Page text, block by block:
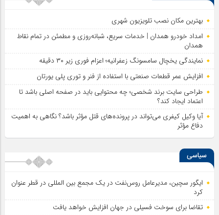
بهترین مکان نصب تلویزیون شهری
امداد خودرو همدان | خدمات سریع، شبانه‌روزی و مطمئن در تمام نقاط
همدان
نمایندگی یخچال سامسونگ زعفرانیه؛ اعزام فوری زیر ۳۰ دقیقه
افزایش عمر قطعات صنعتی با استفاده از فنر و توری پلی یورتان
طراحی سایت برند شخصی؛ چه محتوایی باید در صفحه اصلی باشد تا
اعتماد ایجاد کند؟
آیا وکیل کیفری می‌تواند در پرونده‌های قتل مؤثر باشد؟ نگاهی به اهمیت
دفاع مؤثر
سیاسی
ایگور سچین، مدیرعامل روس‌نفت در یک مجمع بین المللی در قطر عنوان
کرد
تقاضا برای سوخت فسیلی در جهان افزایش خواهد یافت